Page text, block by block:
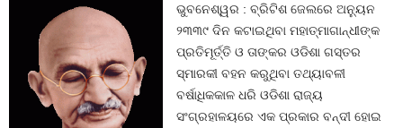
ଭୁବନେଶ୍ୱର : ବ୍ରିଟିଶ ଜେଲରେ ଅନ୍ୟୁନ
୨୩୩୯ ଦିନ କଟାଇଥିବା ମହାତ୍ମାଗାନ୍ଧୀଙ୍କ
ପ୍ରତିମୂର୍ତ୍ତି ଓ ତାଙ୍କର ଓଡିଶା ଗସ୍ତର
ସ୍ମାରକୀ ବହନ କରୁଥିବା ତଥ୍ୟାବଳୀ
ବର୍ଷାଧିକକାଳ ଧରି ଓଡିଶା ରାଜ୍ୟ
ସଂଗ୍ରହାଳୟରେ ଏକ ପ୍ରକାର ବନ୍ଦୀ ହୋଇ